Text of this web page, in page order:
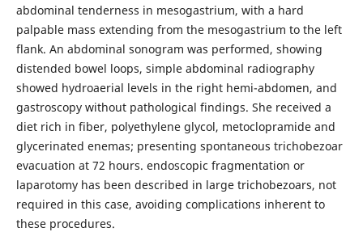
abdominal tenderness in mesogastrium, with a hard
palpable mass extending from the mesogastrium to the left
flank. An abdominal sonogram was performed, showing
distended bowel loops, simple abdominal radiography
showed hydroaerial levels in the right hemi-abdomen, and
gastroscopy without pathological findings. She received a
diet rich in fiber, polyethylene glycol, metoclopramide and
glycerinated enemas; presenting spontaneous trichobezoar
evacuation at 72 hours. endoscopic fragmentation or
laparotomy has been described in large trichobezoars, not
required in this case, avoiding complications inherent to
these procedures.